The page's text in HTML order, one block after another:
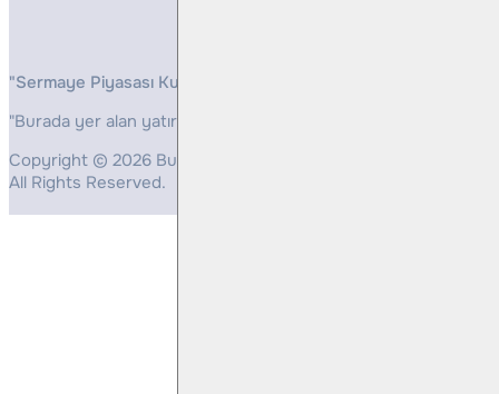
"Sermaye Piyasası Kurulunun, Yatırım Hizmetleri ve
"Burada yer alan yatırım bilgi, yorum ve tavsiyeleri yatırım
Copyright © 2026 Bulls Yatırım Menkul Değerler
All Rights Reserved.